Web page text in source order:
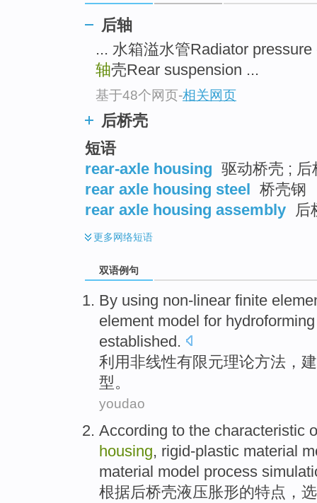
后轴
... 水箱溢水管Radiator
轴壳Rear suspension ...
基于48个网页-相关网页
后桥壳
短语
rear-axle housing 驱动桥壳 ; 后
rear axle housing steel 桥壳钢
rear axle housing assembly
后
更多网络短语
双语例句
By using non-linear finite
element model for hydroforming
established.
利用非线性有限元理论方法，
型。
youdao
According to the characteristic
housing, rigid-plastic material
material model process
根据后桥壳液压胀形的特点 ，